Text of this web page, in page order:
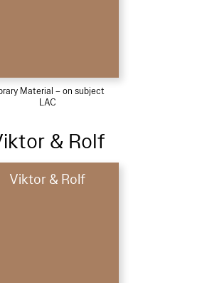
Material – on subject
LAC
& Rolf
Viktor & Rolf